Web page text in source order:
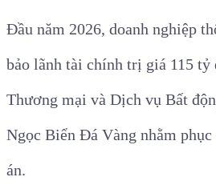
Đầu năm 2026, doanh nghiệp
bảo lãnh tài chính trị giá 115 tỷ
Thương mại và Dịch vụ Bất
Ngọc Biển Đá Vàng nhằm
án.